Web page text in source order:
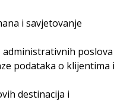
i savjetovanje
administrativnih poslova
podataka o klijentima i
destinacija i